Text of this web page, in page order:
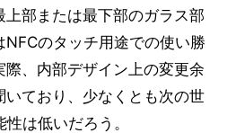
部または最下部のガラス部
のタッチ用途での使い勝
、内部デザイン上の変更余
ており、少なくとも次の世
は低いだろう。